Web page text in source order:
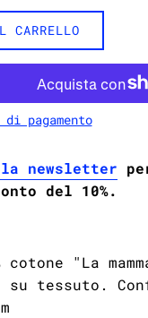
CARRELLO
pagamento
newsletter
del 10%.
cotone "La
su tessuto.